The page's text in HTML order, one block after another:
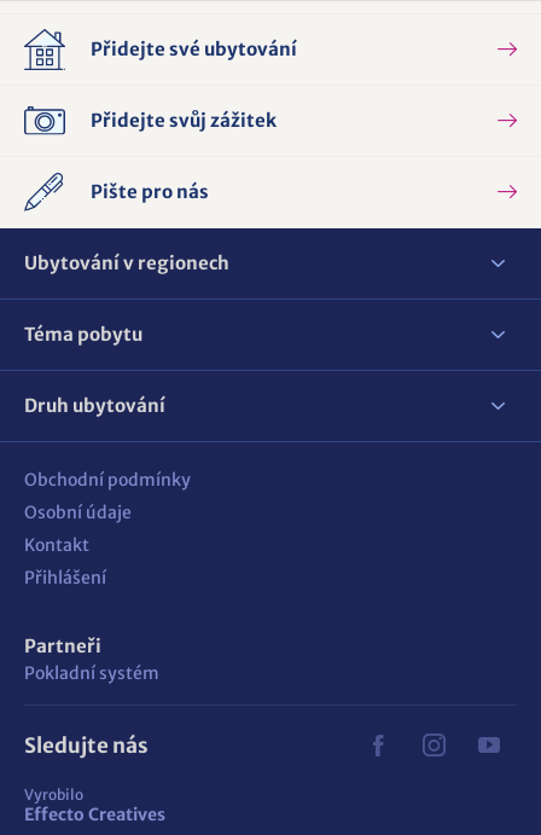
Přidejte své ubytování
Přidejte svůj zážitek
Pište pro nás
Ubytování v regionech
Téma pobytu
Druh ubytování
Obchodní podmínky
Osobní údaje
Kontakt
Přihlášení
Partneři
Pokladní systém
Sledujte nás
Vyrobilo
Effecto Creatives